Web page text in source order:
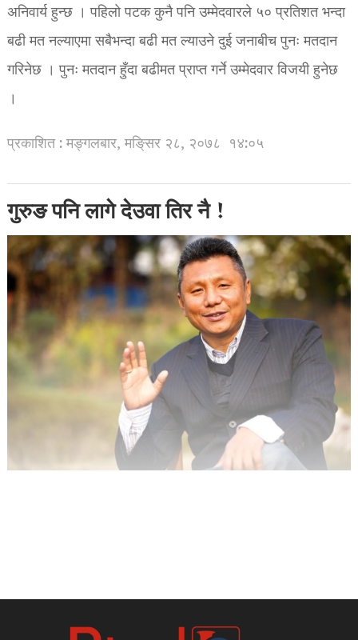
अनिवार्य हुन्छ । पहिलो पटक कुनै पनि उम्मेदवारले ५० प्रतिशत भन्दा
बढी मत नल्याएमा सबैभन्दा बढी मत ल्याउने दुई जनाबीच पुनः मतदान
गरिनेछ । पुनः मतदान हुँदा बढीमत प्राप्त गर्ने उम्मेदवार विजयी हुनेछ
।
प्रकाशित : मङ्गलबार, मङि्सर २८, २०७८ १४:०५
गुरुङ पनि लागे देउवा तिर नै !